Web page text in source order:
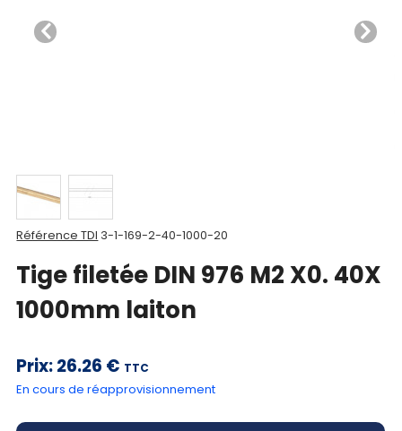
Nos
Documentations
Mon
compte
Mon
Contact
Référence TDI 3-1-169-2-40-1000-20
Tige filetée DIN 976 M2 X0. 40X
1000mm laiton
Prix:26.26 € TTC
En cours de réapprovisionnement